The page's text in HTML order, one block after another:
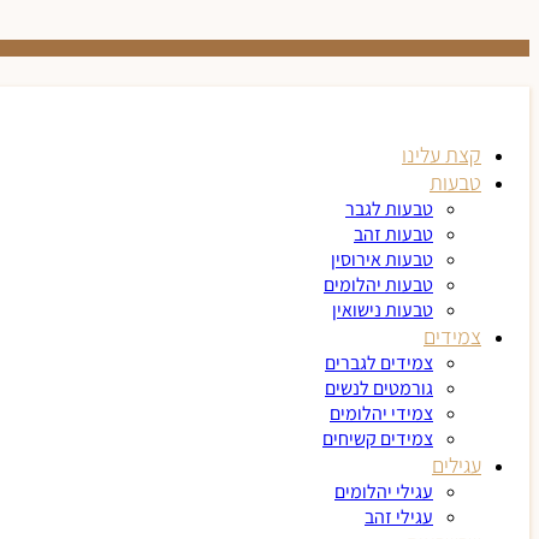
קצת עלינו
טבעות
טבעות לגבר
טבעות זהב
טבעות אירוסין
טבעות יהלומים
טבעות נישואין
צמידים
צמידים לגברים
גורמטים לנשים
צמידי יהלומים
צמידים קשיחים
עגילים
עגילי יהלומים
עגילי זהב